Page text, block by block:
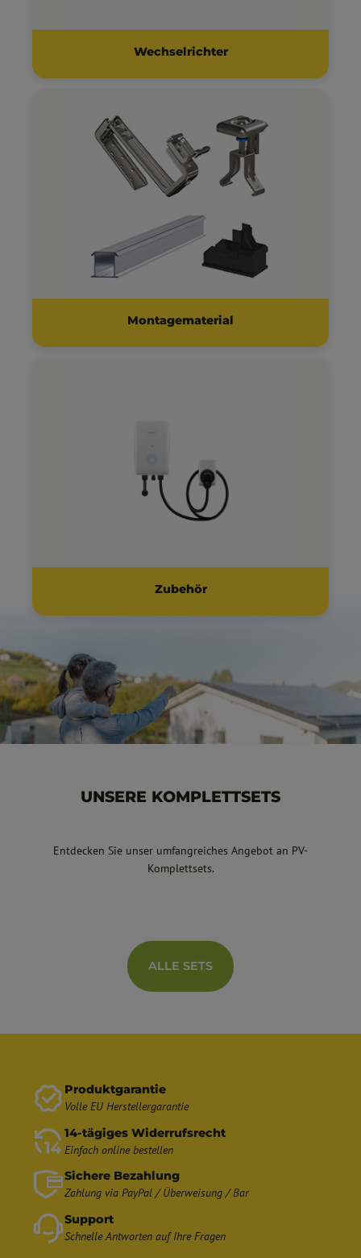
Wechselrichter
Montagematerial
Zubehör
UNSERE KOMPLETTSETS
Entdecken Sie unser umfangreiches Angebot an PV-
Komplettsets.
ALLE SETS
Produktgarantie
Volle EU Herstellergarantie
14-tägiges Widerrufsrecht
Einfach online bestellen
Sichere Bezahlung
Zahlung via PayPal / Überweisung / Bar
Support
Schnelle Antworten auf Ihre Fragen